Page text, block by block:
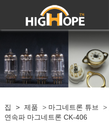
집 > 제품 > 마그네트론 튜브 >
연속파 마그네트론 CK-406